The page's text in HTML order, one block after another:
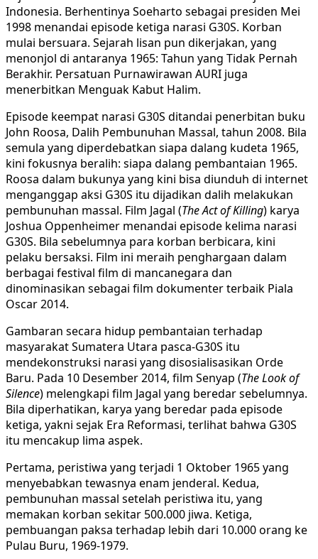
Indonesia. Berhentinya Soeharto sebagai presiden Mei
1998 menandai episode ketiga narasi G30S. Korban
mulai bersuara. Sejarah lisan pun dikerjakan, yang
menonjol di antaranya 1965: Tahun yang Tidak Pernah
Berakhir. Persatuan Purnawirawan AURI juga
menerbitkan Menguak Kabut Halim.
Episode keempat narasi G30S ditandai penerbitan buku
John Roosa, Dalih Pembunuhan Massal, tahun 2008. Bila
semula yang diperdebatkan siapa dalang kudeta 1965,
kini fokusnya beralih: siapa dalang pembantaian 1965.
Roosa dalam bukunya yang kini bisa diunduh di internet
menganggap aksi G30S itu dijadikan dalih melakukan
pembunuhan massal. Film Jagal (The Act of Killing) karya
Joshua Oppenheimer menandai episode kelima narasi
G30S. Bila sebelumnya para korban berbicara, kini
pelaku bersaksi. Film ini meraih penghargaan dalam
berbagai festival film di mancanegara dan
dinominasikan sebagai film dokumenter terbaik Piala
Oscar 2014.
Gambaran secara hidup pembantaian terhadap
masyarakat Sumatera Utara pasca-G30S itu
mendekonstruksi narasi yang disosialisasikan Orde
Baru. Pada 10 Desember 2014, film Senyap (The Look of
Silence) melengkapi film Jagal yang beredar sebelumnya.
Bila diperhatikan, karya yang beredar pada episode
ketiga, yakni sejak Era Reformasi, terlihat bahwa G30S
itu mencakup lima aspek.
Pertama, peristiwa yang terjadi 1 Oktober 1965 yang
menyebabkan tewasnya enam jenderal. Kedua,
pembunuhan massal setelah peristiwa itu, yang
memakan korban sekitar 500.000 jiwa. Ketiga,
pembuangan paksa terhadap lebih dari 10.000 orang ke
Pulau Buru, 1969-1979.